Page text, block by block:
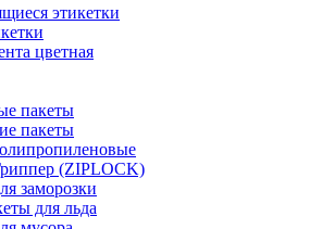
этикетки
цветная
пакеты
пакеты
(ZIPLOCK)
заморозки
для льда